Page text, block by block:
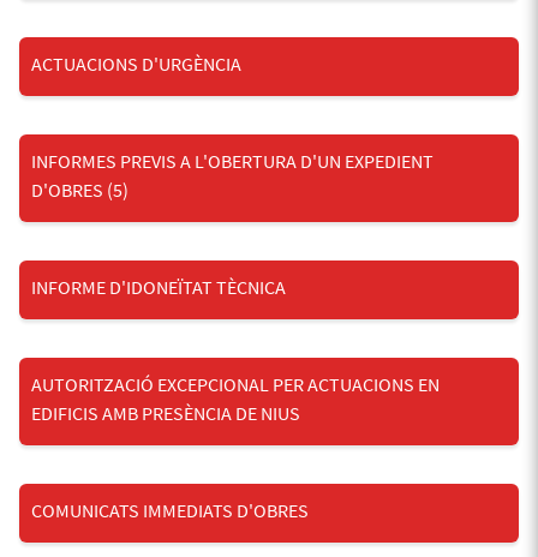
ACTUACIONS D'URGÈNCIA
INFORMES PREVIS A L'OBERTURA D'UN EXPEDIENT
D'OBRES (5)
INFORME D'IDONEÏTAT TÈCNICA
AUTORITZACIÓ EXCEPCIONAL PER ACTUACIONS EN
EDIFICIS AMB PRESÈNCIA DE NIUS
COMUNICATS IMMEDIATS D'OBRES